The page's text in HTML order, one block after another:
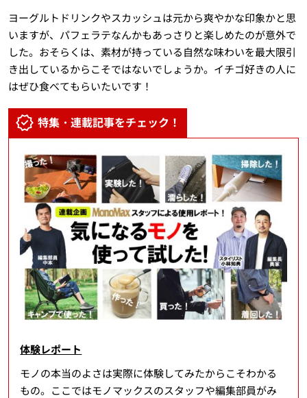
ヨーグルトドリンクやスカッシュは元から爽やかな印象かと思
いますが、パフェラテなんかもあっさりと楽しめたのが意外で
した。おそらくは、素材が持っている自然な味わいを最大限引
き出しているからこそではないでしょうか。イチゴ好きの人に
はぜひ食べてもらいたいです！
特集・連載記事をチェック！
体験レポート
モノの本当のよさは実際に体験してみたからこそわかる
もの。ここではモノマックスのスタッフや編集部員がみ